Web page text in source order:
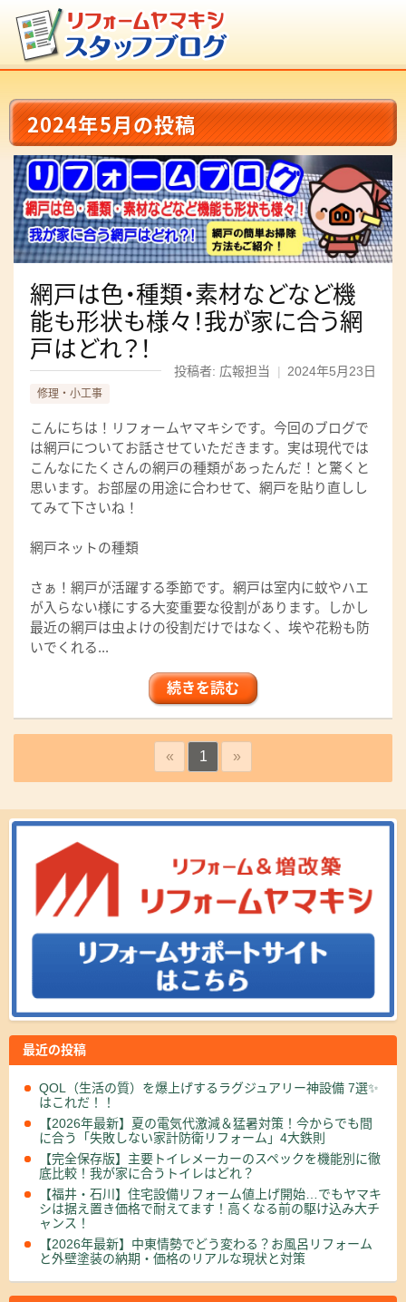
2024年5月の投稿
網戸は色・種類・素材などなど機
能も形状も様々！我が家に合う網
戸はどれ？！
投稿者: 広報担当 | 2024年5月23日
修理・小工事
こんにちは！リフォームヤマキシです。今回のブログで
は網戸についてお話させていただきます。実は現代では
こんなにたくさんの網戸の種類があったんだ！と驚くと
思います。お部屋の用途に合わせて、網戸を貼り直しし
てみて下さいね！
網戸ネットの種類
さぁ！網戸が活躍する季節です。網戸は室内に蚊やハエ
が入らない様にする大変重要な役割があります。しかし
最近の網戸は虫よけの役割だけではなく、埃や花粉も防
いでくれる...
続きを読む
« 1 »
最近の投稿
QOL（生活の質）を爆上げするラグジュアリー神設備 7選✨
はこれだ！！
【2026年最新】夏の電気代激減＆猛暑対策！今からでも間
に合う「失敗しない家計防衛リフォーム」4大鉄則
【完全保存版】主要トイレメーカーのスペックを機能別に徹
底比較！我が家に合うトイレはどれ？
【福井・石川】住宅設備リフォーム値上げ開始…でもヤマキ
シは据え置き価格で耐えてます！高くなる前の駆け込み大チ
ャンス！
【2026年最新】中東情勢でどう変わる？お風呂リフォーム
と外壁塗装の納期・価格のリアルな現状と対策